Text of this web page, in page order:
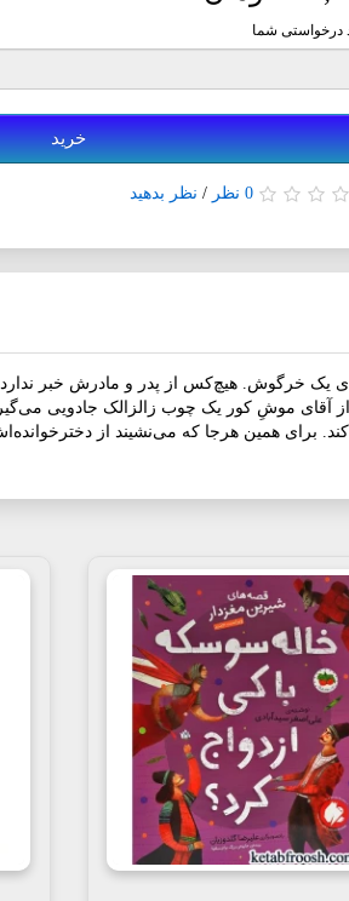
درخواستی شما
خرید
0 نظر / نظر بدهید
اندازه‌ی یک خرگوش. هیچ‌کس از پدر و مادرش خبر
آقای موشِ کور یک چوب زالزالک جادویی
برای همین هرجا که می‌نشیند از